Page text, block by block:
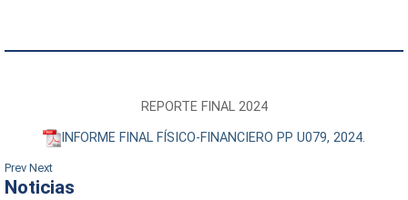
REPORTE FINAL 2024
INFORME FINAL FÍSICO-FINANCIERO PP U079, 2024.
Prev Next
Noticias